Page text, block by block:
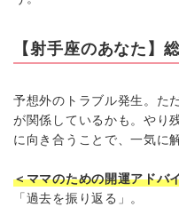
【射手座のあな
予想外のトラブル発生。た
が関係しているかも。やり
に向き合うことで、一気に
＜ママのための開運アドバ
「過去を振り返る」。